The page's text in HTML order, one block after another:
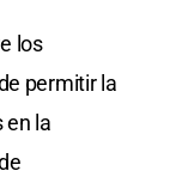
los
permitir la
en la